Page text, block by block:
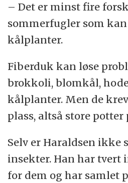
– Det er minst fire
sommerfugler som
kålplanter.
Fiberduk kan løse
brokkoli, blomkål,
kålplanter. Men de
plass, altså store
Selv er Haraldsen ikke
insekter. Han har tvert
for dem og har samlet